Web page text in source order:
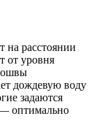
на расстоянии
от уровня
дождевую воду
задаются
оптимально